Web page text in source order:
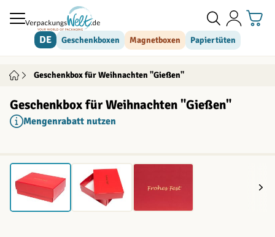
Direkt zum Inhalt
DE Geschenkboxen Magnetboxen Papiertüten
Geschenkbox für Weihnachten "Gießen"
Geschenkbox für Weihnachten "Gießen"
Mengenrabatt nutzen